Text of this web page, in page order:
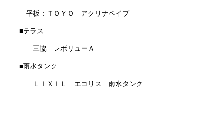
平板：ＴＯＹＯ アクリナペイブ
■テラス
三協 レボリューＡ
■雨水タンク
ＬＩＸＩＬ エコリス 雨水タンク